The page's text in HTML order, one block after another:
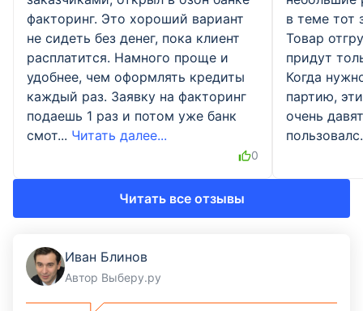
факторинг. Это хороший вариант
не сидеть без денег, пока клиент
расплатится. Намного проще и
удобнее, чем оформлять кредиты
каждый раз. Заявку на факторинг
подаешь 1 раз и потом уже банк
смот... Читать далее...
0
в теме тот
Товар
придут
Когда
партию,
очень
Читать все отзывы
Иван Блинов
Автор Выберу.ру